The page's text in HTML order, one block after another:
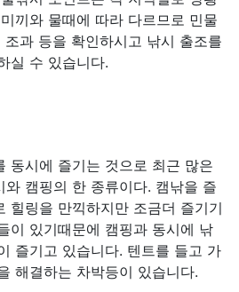
끼와 물때에 따라 다르므로 민물
과 등을 확인하시고 낚시 출조를
실 수 있습니다.
동시에 즐기는 것으로 최근 많은
와 캠핑의 한 종류이다. 캠낚을 즐
힐링을 만끽하지만 조금더 즐기기
이 있기때문에 캠핑과 동시에 낚
즐기고 있습니다. 텐트를 들고 가
해결하는 차박등이 있습니다.